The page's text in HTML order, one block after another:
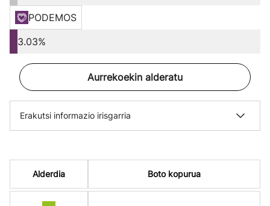
PODEMOS
3.03%
Aurrekoekin alderatu
Erakutsi informazio irisgarria
Alderdia Boto kopurua